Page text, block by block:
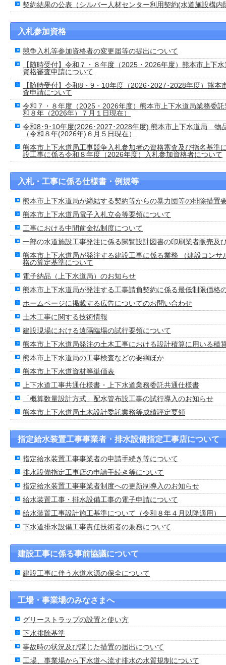
契約結果の公表（シルバー人材センター利用契約(水道施設構
入札参加資格
競争入札等参加資格者の変更届等の提出について
【随時受付】令和７・８年度（2025・2026年度）熊本市上
資格審査申請について
【随時受付】令和8・9・10年度（2026･2027･2028年度）熊
査申請について
令和７・８年度（2025・2026年度）熊本市上下水道局業務委
和８年（2026年）７月１日現在）
令和8･9･10年度(2026･2027･2028年度) 熊本市上下水道局 物
（令和８年(2026年)６月５日現在）
熊本市上下水道局工事競争入札参加者の資格審査及び指名基準
設工事に係る令和８年度（2026年度）入札参加資格者について
入札・工事に係る仕様書・例規等
熊本市上下水道局が締結する契約等からの暴力団等の排除措置
熊本市上下水道局電子入札立会等要領について
工事における中間前金払制度について
一部の水道施設工事発注に係る閲覧設計図書の印刷業者販売及
熊本市上下水道局が発注する建設工事に係る業務 （建設コン
格の算定基準について
電子納品（上下水道局）のお知らせ
熊本市上下水道局が発注する工事請負契約に係る最低制限価格
ホームページに掲載する広告についてのお問い合わせ
土木工事に関する技術情報
建設現場における遠隔臨場の試行要領について
熊本市上下水道局発注の土木工事における設計積算に用いる積
熊本市上下水道局の工事検査などの要綱ほか
熊本市上下水道資材等単価表
上下水道工事共通仕様書・上下水道業務委託共通仕様書
「概算数量設計方式」配水管布設工事の試行導入のお知らせ
熊本市上下水道局土木設計委託業務等成績評定要領
指定給水装置工事事業者・排水設備指定工事店について
指定給水装置工事事業者の申請手続き等について
排水設備指定工事店の申請手続き等について
指定給水装置工事事業者制度への更新制導入のお知らせ
給水装置工事・排水設備工事の電子申請について
給水装置工事設計施工基準について（令和８年４月以降適用
下水道排水設備工事責任技術者の兼務について
建設工事に係る事前協議について
建設工事に伴う水道水源の保全について
工場・事業場のみなさまへ
グリーストラップの設置と使い方
下水排除基準
事故時の状況及び講じた措置の届出について
工場、事業場から下水道へ流す排水の水質規制について